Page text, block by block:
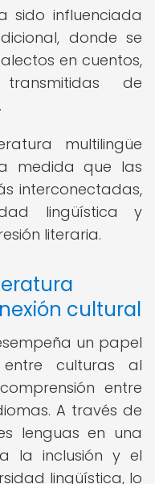
sido influenciada
donde se
en cuentos,
de
multilingüe
medida que las
interconectadas,
lingüística y
literaria.
cultural
un papel
culturas al
entre
A través de
lenguas en una
la inclusión y el
lingüística, lo